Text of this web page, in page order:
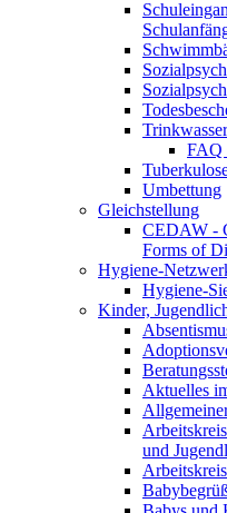
Trinkwasser
FAQ
Umbettung
Gleichstellung
CEDAW -
Forms of
Hygiene-
Hygiene-
Kinder,
Aktuelles
und